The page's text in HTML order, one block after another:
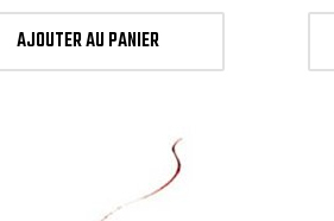
AJOUTER AU PANIER